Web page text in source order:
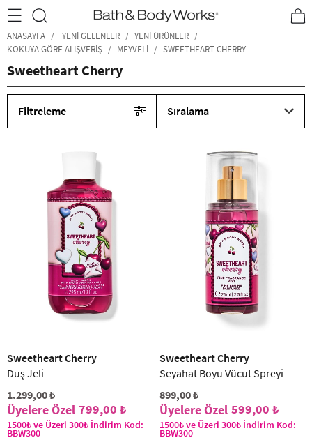
•2200₺ ve Üzeri Kargo Ücretsiz!• *Promosyon Detayları
ANASAYFA YENI GELENLER
YENI ÜRÜNLER
KOKUYA GÖRE ALIŞVERİŞ
MEYVELI SWEETHEART CHERRY
Sweetheart Cherry
Filtreleme Sıralama
Sweetheart Cherry
Duş Jeli
1.299,00 ₺
799,00 ₺
1500₺ ve Üzeri 300₺ İndirim Kod:
BBW300
Sweetheart Cherry
Seyahat Boyu Vücut Spreyi
899,00 ₺
599,00 ₺
1500₺ ve Üzeri 300₺ İndirim Kod:
BBW300